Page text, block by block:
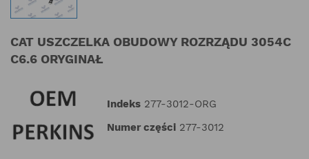
CAT USZCZELKA OBUDOWY ROZRZĄDU 3054C
C6.6 ORYGINAŁ
Indeks 277-3012-ORG
Numer części 277-3012